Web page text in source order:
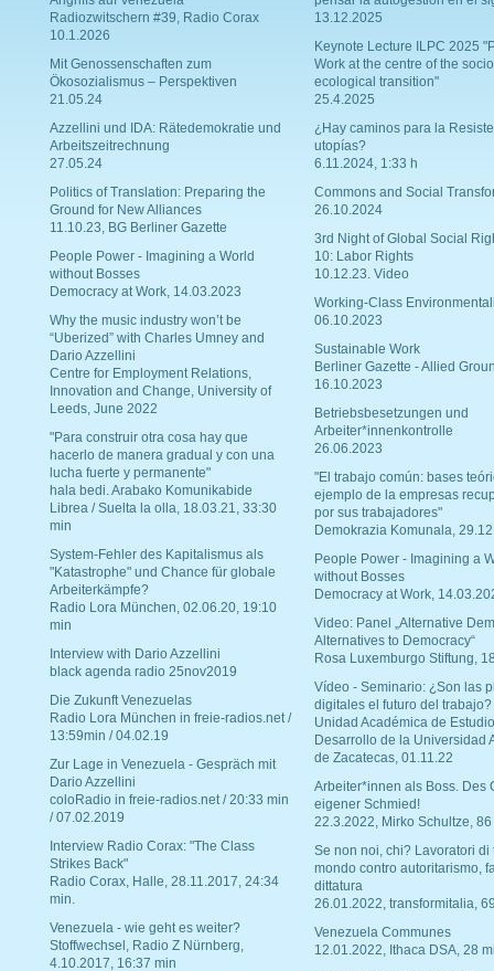
Radiozwitschern #39, Radio Corax
10.1.2026
Mit Genossenschaften zum
Ökosozialismus – Perspektiven
21.05.24
Azzellini und IDA: Rätedemokratie und
Arbeitszeitrechnung
27.05.24
Politics of Translation: Preparing the
Ground for New Alliances
11.10.23, BG Berliner Gazette
People Power - Imagining a World
without Bosses
Democracy at Work, 14.03.2023
Why the music industry won’t be
“Uberized” with Charles Umney and
Dario Azzellini
Centre for Employment Relations,
Innovation and Change, University of
Leeds, June 2022
"Para construir otra cosa hay que
hacerlo de manera gradual y con una
lucha fuerte y permanente"
hala bedi. Arabako Komunikabide
Librea / Suelta la olla, 18.03.21, 33:30
min
System-Fehler des Kapitalismus als
"Katastrophe" und Chance für globale
Arbeiterkämpfe?
Radio Lora München, 02.06.20, 19:10
min
Interview with Dario Azzellini
black agenda radio 25nov2019
Die Zukunft Venezuelas
Radio Lora München in freie-radios.net /
13:59min / 04.02.19
Zur Lage in Venezuela - Gespräch mit
Dario Azzellini
coloRadio in freie-radios.net / 20:33 min
/ 07.02.2019
Interview Radio Corax: "The Class
Strikes Back"
Radio Corax, Halle, 28.11.2017, 24:34
min.
Venezuela - wie geht es weiter?
Stoffwechsel, Radio Z Nürnberg,
4.10.2017, 16:37 min
13.12.2025
Keynote Lecture ILPC 2025
Work at the centre of the
ecological transition"
25.4.2025
¿Hay caminos para la
utopías?
6.11.2024, 1:33 h
Commons and Social
26.10.2024
3rd Night of Global Social
10: Labor Rights
10.12.23. Video
Working-Class
06.10.2023
Sustainable Work
Berliner Gazette - Allied
16.10.2023
Betriebsbesetzungen und
Arbeiter*innenkontrolle
26.06.2023
"El trabajo común: bases
ejemplo de la empresas
por sus trabajadores"
Demokrazia Komunala,
People Power - Imagining a
without Bosses
Democracy at Work,
Video: Panel „Alternative
Alternatives to Democracy“
Rosa Luxemburgo Stiftung,
Vídeo - Seminario: ¿Son las
digitales el futuro del trabajo?
Unidad Académica de
Desarrollo de la Universidad
de Zacatecas, 01.11.22
Arbeiter*innen als Boss. Des
eigener Schmied!
22.3.2022, Mirko Schultze, 86
Se non noi, chi? Lavoratori di
mondo contro autoritarismo,
dittatura
26.01.2022, transformitalia,
Venezuela Communes
12.01.2022, Ithaca DSA, 28